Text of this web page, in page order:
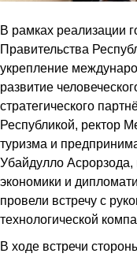
В рамках реализации
Правительства
укрепление
развитие
стратегического
Республикой, ректор
туризма и
Убайдулло Асрорзода,
экономики и
провели встречу с
технологической
В ходе встречи